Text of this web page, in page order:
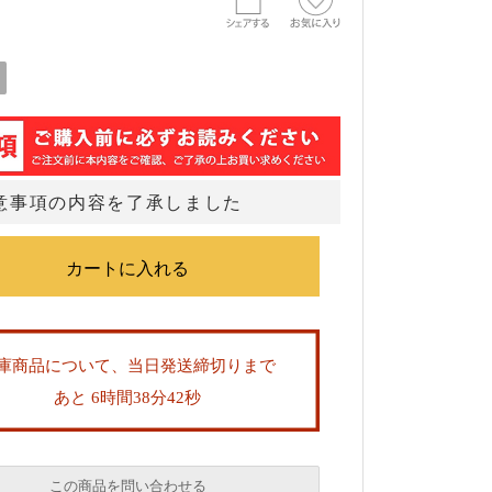
事項の内容を了承しました
商品について、当日発送締切りまで
あと 6時間38分42秒
この商品を問い合わせる